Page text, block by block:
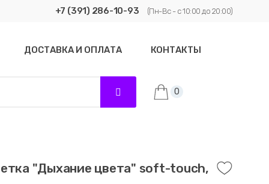
+7 (391) 286-10-93 (Пн-Вс - с 10:00 до 20:00)
ДОСТАВКА И ОПЛАТА КОНТАКТЫ
0
"Дыхание цвета" soft-touch,